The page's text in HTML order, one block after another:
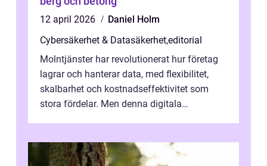
12 april 2026
Daniel Holm
Cybersäkerhet & Datasäkerhet,editorial
Molntjänster har revolutionerat hur företag
lagrar och hanterar data, med flexibilitet,
skalbarhet och kostnadseffektivitet som
stora fördelar. Men denna digitala